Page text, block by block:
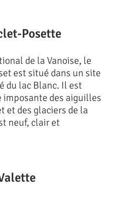
Posette
de la Vanoise, le
est situé dans un site
du lac Blanc. Il est
imposante des aiguilles
et des glaciers de la
neuf, clair et